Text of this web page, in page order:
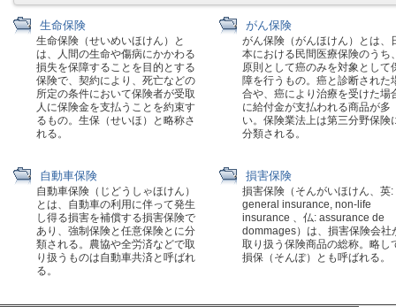
生命保険
生命保険（せいめいほけん）と
は、人間の生命や傷病にかかわる
損失を保障することを目的とする
保険で、契約により、死亡などの
所定の条件において保険者が受取
人に保険金を支払うことを約束す
るもの。生保（せいほ）と略称さ
れる。
がん保険
がん保険（がんほけん）とは、
本における民間医療保険のうち
原則として癌のみを対象として
障を行うもの。癌と診断された
合や、癌により治療を受けた場
に給付金が支払われる商品が多
い。保険業法上は第三分野保険
分類される。
自動車保険
自動車保険（じどうしゃほけん）
とは、自動車の利用に伴って発生
し得る損害を補償する損害保険で
あり、強制保険と任意保険とに分
類される。農協や全労済などで取
り扱うものは自動車共済と呼ばれ
る。
損害保険
損害保険（そんがいほけん、英:
general insurance, non-life
insurance 、仏: assurance de
dommages）は、損害保険会社
取り扱う保険商品の総称。略し
損保（そんぽ）とも呼ばれる。